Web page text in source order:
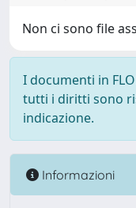
Non ci sono file
I documenti in
tutti i diritti sono
indicazione.
Informazioni